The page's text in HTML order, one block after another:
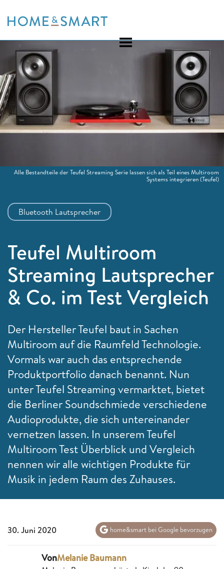
to
Bluetooth Lautsprecher
Teufel Multiroom
Streaming Lautsprecher
& Co. im Test Vergleich
Der Hersteller Teufel baut in Sachen
Multiroom auf die Raumfeld Technologie.
Vormals war auch das entsprechende
Produktportfolio danach benannt. Nun
unter Teufel Streaming vermarktet, bietet
die Berliner Soundschmiede verschiedene
Audioprodukte, die sich untereinander
vernetzen lassen. In unserem Teufel
Multiroom Test Überblick und Vergleich
nennen wir alle wichtigen Produkte für
Musik in jedem Raum des Zuhauses.
Alle Bestandteile der Teufel Streaming Serie lassen sich als Teil eines Multiroom
Systems integrieren(Teufel)
30. Juni 2020 home&smart bei Google bevorzugen
VonMelanie Baumann